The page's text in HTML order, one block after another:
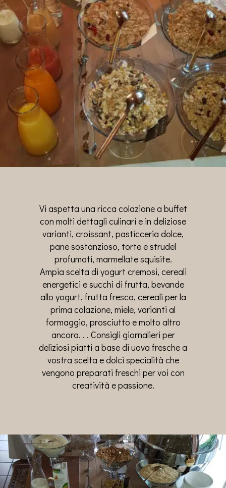
Vi aspetta una ricca colazione a buffet
con molti dettagli culinari e in deliziose
varianti, croissant, pasticceria dolce,
pane sostanzioso, torte e strudel
profumati, marmellate squisite.
Ampia scelta di yogurt cremosi, cereali
energetici e succhi di frutta, bevande
allo yogurt, frutta fresca, cereali per la
prima colazione, miele, varianti al
formaggio, prosciutto e molto altro
ancora. . . Consigli giornalieri per
deliziosi piatti a base di uova fresche a
vostra scelta e dolci specialità che
vengono preparati freschi per voi con
creatività e passione.